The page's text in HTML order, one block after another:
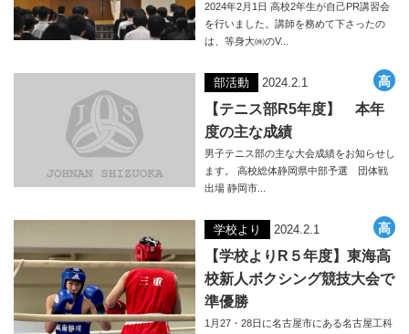
2024年2月1日 高校2年生が自己PR講習会
を行いました。講師を務めて下さったの
は、等身大㈱のV...
部活動 2024.2.1
【テニス部R5年度】 本年
度の主な成績
男子テニス部の主な大会成績をお知らせし
ます。 高校総体静岡県中部予選 団体戦
出場 静岡市...
学校より 2024.2.1
【学校よりR５年度】東海高
校新人ボクシング競技大会で
準優勝
1月27・28日に名古屋市にある名古屋工科